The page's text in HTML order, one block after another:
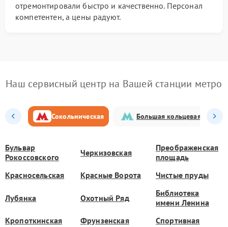
отремонтировали быстро и качественно. Персонал
компетентен, а цены радуют.
Наш сервисный центр на Вашей станции метро
Сокольническая Большая кольцевая
Бульвар
Рокоссовского
Черкизовская
Преображенская
площадь
Красносельская
Красные Ворота Чистые пруды
Лубянка Охотный Ряд
Библиотека
имени Ленина
Кропоткинская
Фрунзенская Спортивная